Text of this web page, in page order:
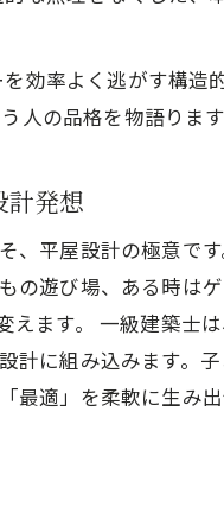
効率よく逃がす構造
人の品格を物語ります
計発想
、平屋設計の極意で
の遊び場、ある時は
ます。 一級建築士
に組み込みます。子
最適」を柔軟に生み